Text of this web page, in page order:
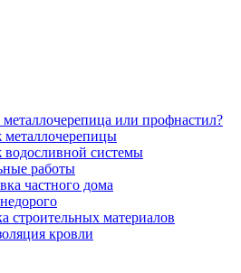
или профнастил?
системы
работы
частного дома
строительных материалов
кровли
Монтаж
Кровельные
Профнастил С
Монтаж